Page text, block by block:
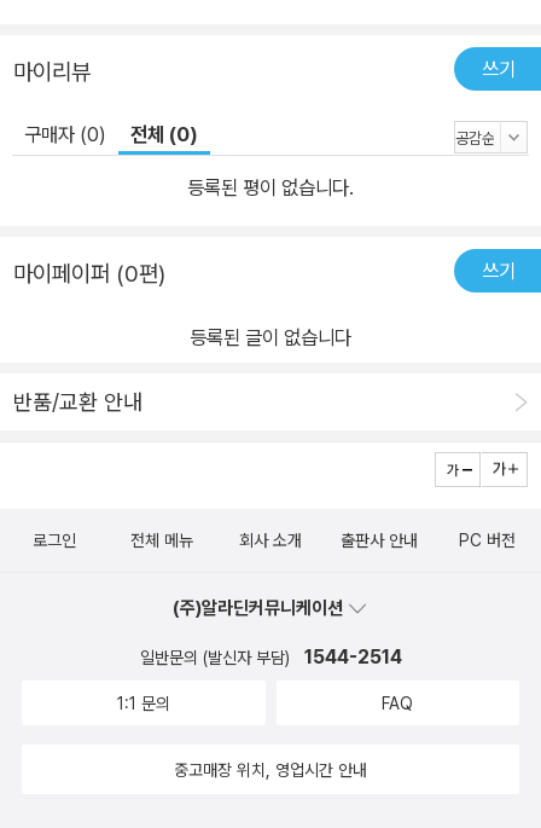
마이리뷰 쓰기
구매자 (0) 전체 (0)
등록된 평이 없습니다.
마이페이퍼 (0편) 쓰기
등록된 글이 없습니다
반품/교환 안내
로그인 전체 메뉴 회사 소개 출판사 안내 PC 버전
(주)알라딘커뮤니케이션
일반문의 (발신자 부담) 1544-2514
1:1 문의 FAQ
중고매장 위치, 영업시간 안내